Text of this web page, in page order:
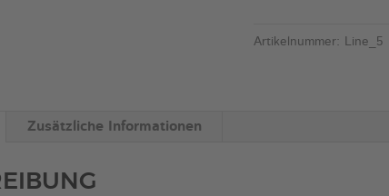
Artikelnummer: Line_5
Zusätzliche Informationen